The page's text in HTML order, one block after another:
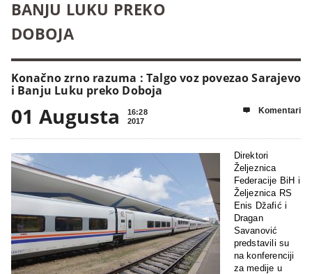
BANJU LUKU PREKO
DOBOJA
Konačno zrno razuma : Talgo voz povezao Sarajevo
i Banju Luku preko Doboja
01 Augusta
16:28
2017
 Komentari
Direktori
Željeznica
Federacije BiH i
Željeznica RS
Enis Džafić i
Dragan
Savanović
predstavili su
na konferenciji
za medije u